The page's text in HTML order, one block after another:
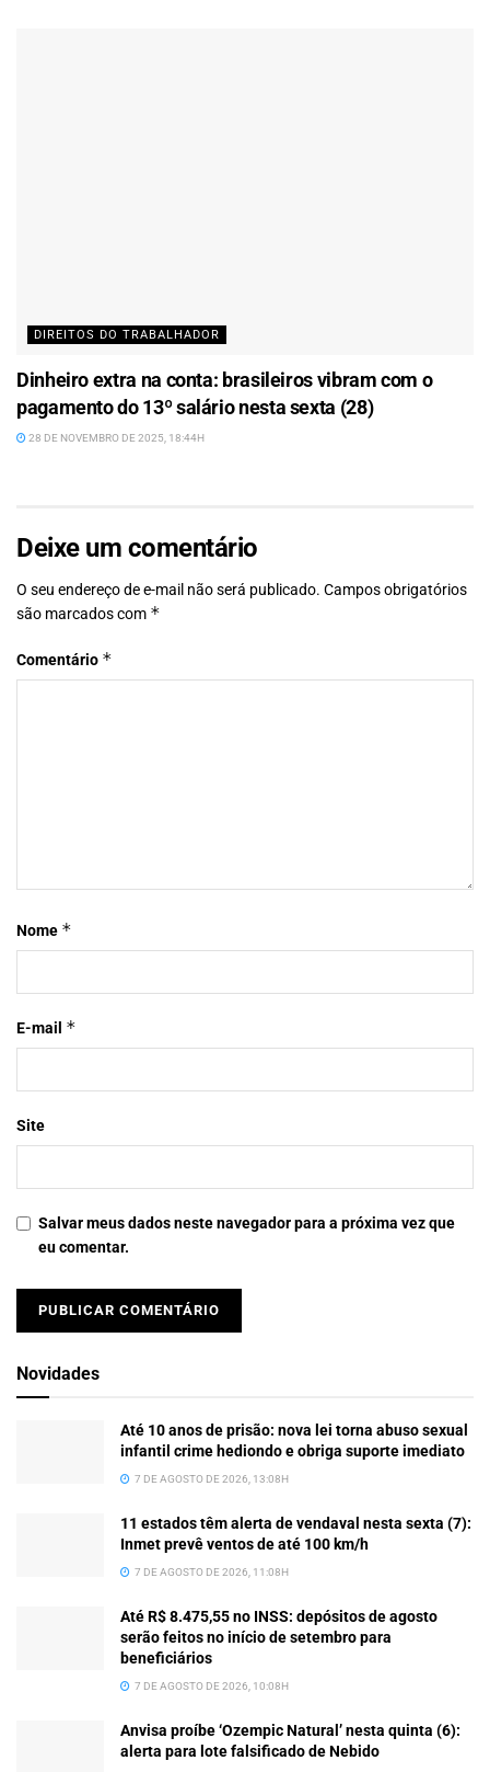
DIREITOS DO TRABALHADOR
Dinheiro extra na conta: brasileiros vibram com o
pagamento do 13º salário nesta sexta (28)
28 DE NOVEMBRO DE 2025, 18:44H
Deixe um comentário
O seu endereço de e-mail não será publicado. Campos obrigatórios
são marcados com *
Comentário *
Nome *
E-mail *
Site
Salvar meus dados neste navegador para a próxima vez que
eu comentar.
Novidades
Até 10 anos de prisão: nova lei torna abuso sexual
infantil crime hediondo e obriga suporte imediato
7 DE AGOSTO DE 2026, 13:08H
11 estados têm alerta de vendaval nesta sexta (7):
Inmet prevê ventos de até 100 km/h
7 DE AGOSTO DE 2026, 11:08H
Até R$ 8.475,55 no INSS: depósitos de agosto
serão feitos no início de setembro para
beneficiários
7 DE AGOSTO DE 2026, 10:08H
Anvisa proíbe ‘Ozempic Natural’ nesta quinta (6):
alerta para lote falsificado de Nebido